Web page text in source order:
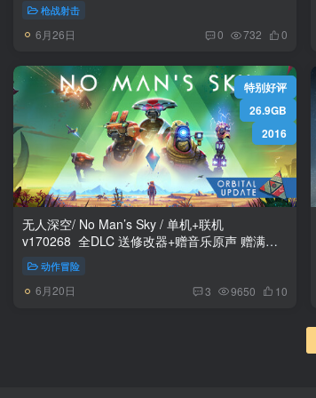
枪战射击
6月26日 0 732 0
特别好评
26.9GB
2016
无人深空/ No Man’s Sky / 单机+联机
v170268 全DLC 送修改器+赠音乐原声 赠满金
动作冒险
6月20日 3 9650 10